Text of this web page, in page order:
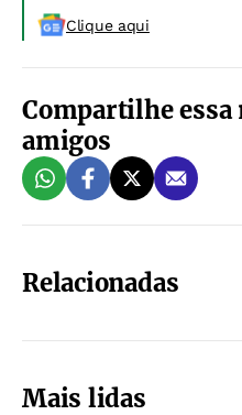
Clique aqui
Compartilhe essa
amigos
Relacionadas
Mais lidas